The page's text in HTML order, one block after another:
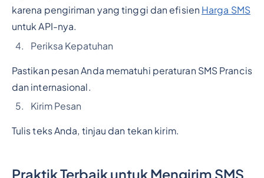
karena pengiriman yang tinggi dan efisien Harga SMS
untuk API-nya.
Periksa Kepatuhan
Pastikan pesan Anda mematuhi peraturan SMS Prancis
dan internasional.
Kirim Pesan
Tulis teks Anda, tinjau dan tekan kirim.
Praktik Terbaik untuk Mengirim SMS